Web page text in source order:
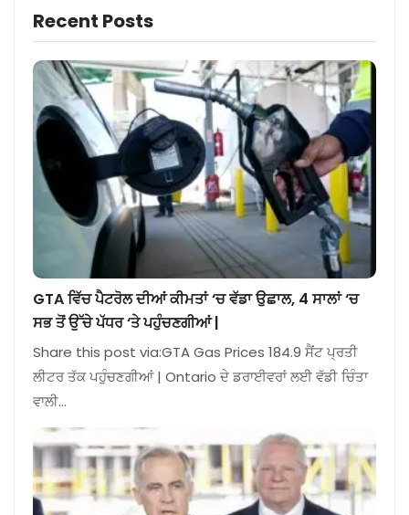
Recent Posts
GTA ਵਿੱਚ ਪੈਟਰੋਲ ਦੀਆਂ ਕੀਮਤਾਂ ‘ਚ ਵੱਡਾ ਉਛਾਲ, 4 ਸਾਲਾਂ ‘ਚ
ਸਭ ਤੋਂ ਉੱਚੇ ਪੱਧਰ ‘ਤੇ ਪਹੁੰਚਣਗੀਆਂ |
Share this post via:GTA Gas Prices 184.9 ਸੈਂਟ ਪ੍ਰਤੀ
ਲੀਟਰ ਤੱਕ ਪਹੁੰਚਣਗੀਆਂ | Ontario ਦੇ ਡਰਾਈਵਰਾਂ ਲਈ ਵੱਡੀ ਚਿੰਤਾ
ਵਾਲੀ…